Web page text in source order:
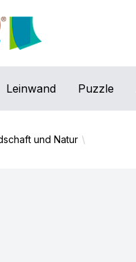
Leinwand Puzzle
und Natur